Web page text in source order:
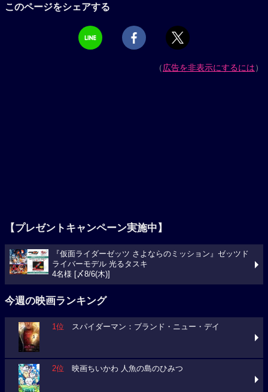
このページをシェアする
（広告を非表示にするには）
【プレゼントキャンペーン実施中】
『仮面ライダーゼッツ さよならのミッション』ゼッツド
ライバーモデル 光るタスキ
4名様 [〆8/6(木)]
今週の映画ランキング
1位 スパイダーマン：ブランド・ニュー・デイ
2位 映画ちいかわ 人魚の島のひみつ